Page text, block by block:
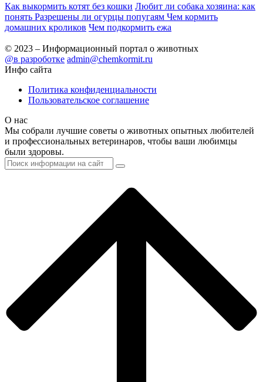
Как выкормить котят без кошки Любит ли собака хозяина: как
понять Разрешены ли огурцы попугаям Чем кормить
домашних кроликов Чем подкормить ежа
© 2023 – Информационный портал о животных
@в разроботке admin@chemkormit.ru
Инфо сайта
Политика конфиденциальности
Пользовательское соглашение
О нас
Мы собрали лучшие советы о животных опытных любителей
и профессиональных ветеринаров, чтобы ваши любимцы
были здоровы.